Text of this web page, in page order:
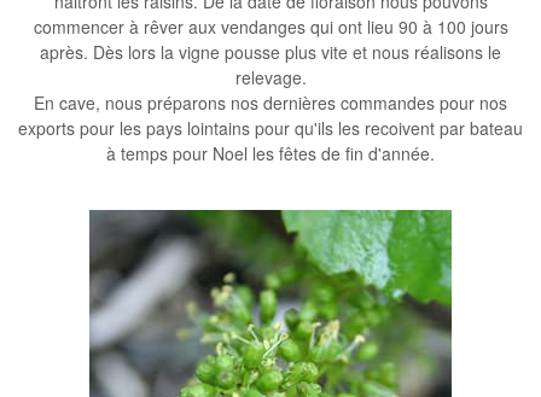
commencer à rêver aux vendangesqui ont lieu 90 à 100 jours
après. Dès lors la vigne pousse plus vite et nous réalisons le
relevage.
En cave, nous préparons nos dernières commandes pour nos
exports pour les pays lointains pour qu'ils les recoivent par bateau
à temps pour Noel les fêtes de fin d'année.